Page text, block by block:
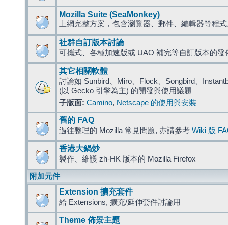
Mozilla Suite (SeaMonkey)
上網完整方案，包含瀏覽器、郵件、編輯器等程
社群自訂版本討論
可攜式、各種加速版或 UAO 補完等自訂版本的發
其它相關軟體
討論如 Sunbird、Miro、Flock、Songbird、
(以 Gecko 引擎為主) 的開發與使用議題
子版面: Camino, Netscape 的使用與安裝
舊的 FAQ
過往整理的 Mozilla 常見問題, 亦請參考 Wiki 版
香港大鍋炒
製作、維護 zh-HK 版本的 Mozilla Firefox
附加元件
Extension 擴充套件
給 Extensions, 擴充/延伸套件討論用
Theme 佈景主題